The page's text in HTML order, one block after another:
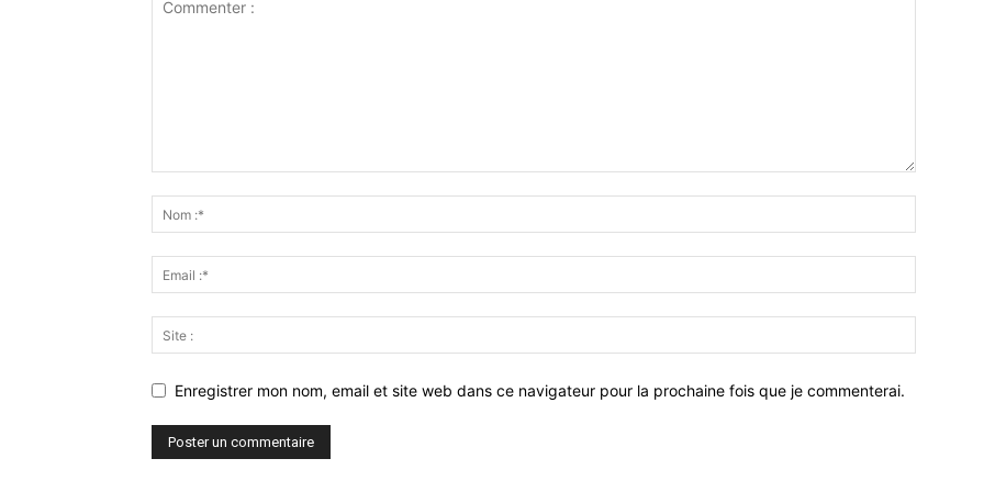
Enregistrer mon nom, email et site web dans ce navigateur pour la prochaine fois que je commenterai.